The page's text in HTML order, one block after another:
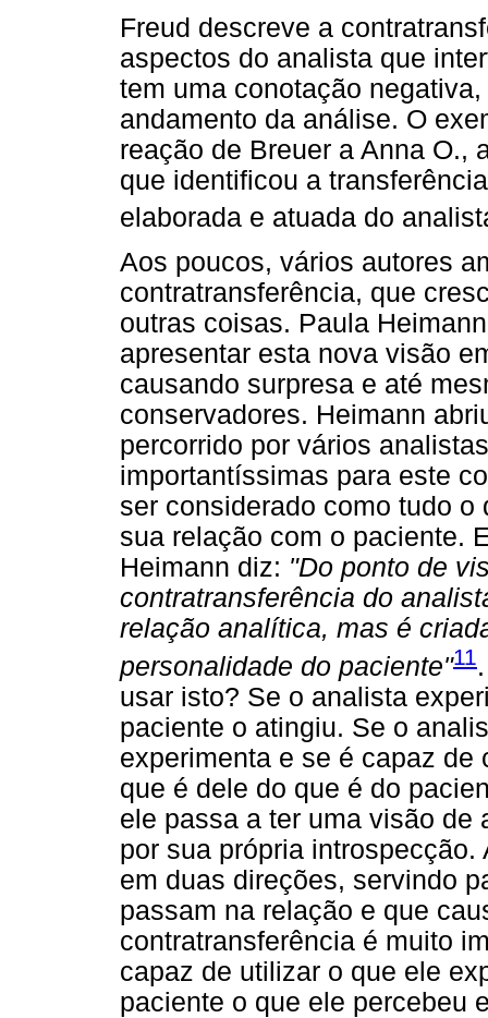
Freud descreve a
aspectos do analista que
tem uma conotação
andamento da análise. O
reação de Breuer a Anna O.,
que identificou a
elaborada e atuada do
Aos poucos, vários autores
contratransferência, que
outras coisas. Paula
apresentar esta nova visão
causando surpresa e até
conservadores. Heimann
percorrido por vários
importantíssimas para este
ser considerado como tudo
sua relação com o paciente.
Heimann diz: "Do ponto de
contratransferência do
relação analítica, mas é
personalidade do paciente"11
usar isto? Se o analista
paciente o atingiu. Se o
experimenta e se é capaz de
que é dele do que é do
ele passa a ter uma visão de
por sua própria
em duas direções, servindo
passam na relação e que
contratransferência é muito
capaz de utilizar o que ele
paciente o que ele percebeu